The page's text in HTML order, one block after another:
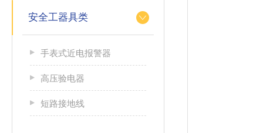
安全工器具类
手表式近电报警器
高压验电器
短路接地线